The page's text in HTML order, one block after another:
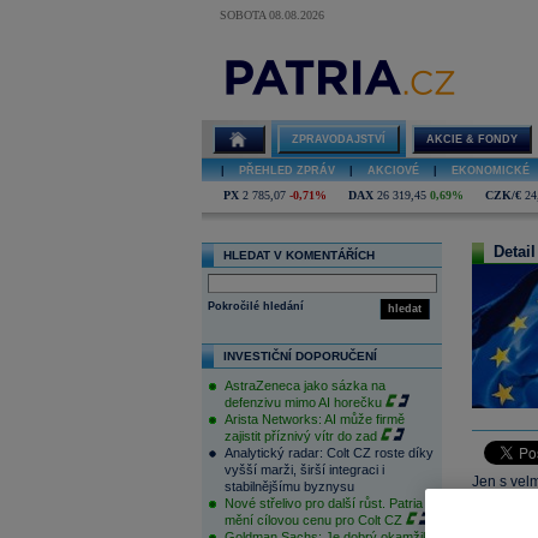
SOBOTA 08.08.2026
ZPRAVODAJSTVÍ AKCIE & FONDY
PŘEHLED ZPRÁV AKCIOVÉ EKONOMICKÉ
PX 2 785,07 -0,71% DAX 26 319,45 0,69% CZK/€
HLEDAT V KOMENTÁŘÍCH
hledat
Pokročilé hledání
INVESTIČNÍ DOPORUČENÍ
AstraZeneca jako sázka na
defenzivu mimo AI horečku
Arista Networks: AI může firmě
zajistit příznivý vítr do zad
Analytický radar: Colt CZ roste díky
vyšší marži, širší integraci i
stabilnějšímu byznysu
Nové střelivo pro další růst. Patria
mění cílovou cenu pro Colt CZ
Jen s